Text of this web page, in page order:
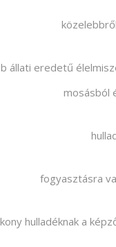
állati eredetű
mosásból
fogyasztásra
hulladéknak a